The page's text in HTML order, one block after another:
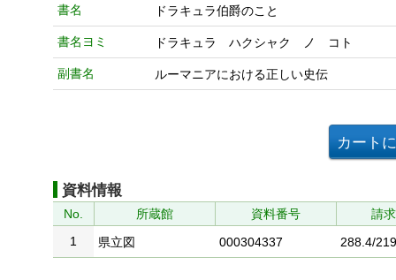
書名 ドラキュラ伯爵のこと
書名ヨミ ドラキュラ ハクシャク ノ コト
副書名 ルーマニアにおける正しい史伝
資料情報
No. 所蔵館 資料番号
請
1
県立図 000304337 288.4/